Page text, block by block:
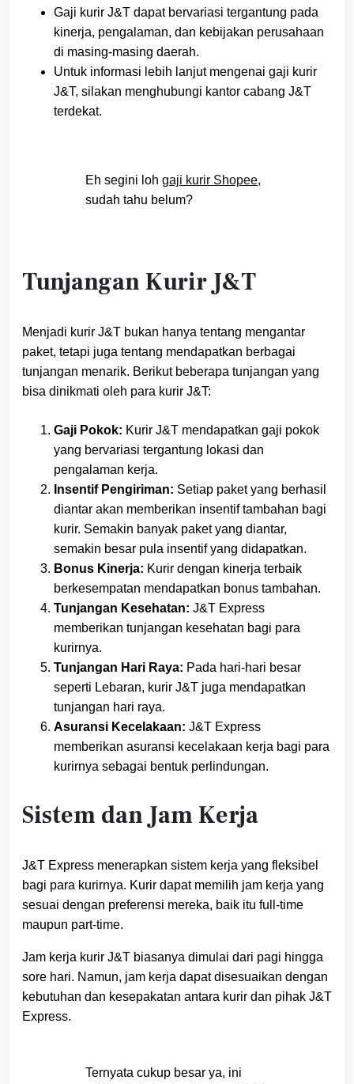
Gaji kurir J&T dapat bervariasi tergantung pada
kinerja, pengalaman, dan kebijakan perusahaan
di masing-masing daerah.
Untuk informasi lebih lanjut mengenai gaji kurir
J&T, silakan menghubungi kantor cabang J&T
terdekat.
Eh segini loh gaji kurir Shopee,
sudah tahu belum?
Tunjangan Kurir J&T
Menjadi kurir J&T bukan hanya tentang mengantar
paket, tetapi juga tentang mendapatkan berbagai
tunjangan menarik. Berikut beberapa tunjangan yang
bisa dinikmati oleh para kurir J&T:
Gaji Pokok: Kurir J&T mendapatkan gaji pokok
yang bervariasi tergantung lokasi dan
pengalaman kerja.
Insentif Pengiriman: Setiap paket yang berhasil
diantar akan memberikan insentif tambahan bagi
kurir. Semakin banyak paket yang diantar,
semakin besar pula insentif yang didapatkan.
Bonus Kinerja: Kurir dengan kinerja terbaik
berkesempatan mendapatkan bonus tambahan.
Tunjangan Kesehatan: J&T Express
memberikan tunjangan kesehatan bagi para
kurirnya.
Tunjangan Hari Raya: Pada hari-hari besar
seperti Lebaran, kurir J&T juga mendapatkan
tunjangan hari raya.
Asuransi Kecelakaan: J&T Express
memberikan asuransi kecelakaan kerja bagi para
kurirnya sebagai bentuk perlindungan.
Sistem dan Jam Kerja
J&T Express menerapkan sistem kerja yang fleksibel
bagi para kurirnya. Kurir dapat memilih jam kerja yang
sesuai dengan preferensi mereka, baik itu full-time
maupun part-time.
Jam kerja kurir J&T biasanya dimulai dari pagi hingga
sore hari. Namun, jam kerja dapat disesuaikan dengan
kebutuhan dan kesepakatan antara kurir dan pihak J&T
Express.
Ternyata cukup besar ya, ini